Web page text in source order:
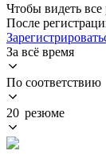
Чтобы видеть все
После
За всё время
По соответствию
20 резюме